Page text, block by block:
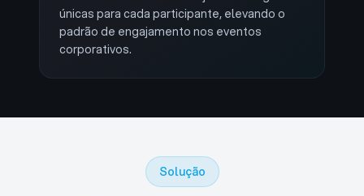
únicas para cada participante, elevando o
padrão de engajamento nos eventos
corporativos.
Solução